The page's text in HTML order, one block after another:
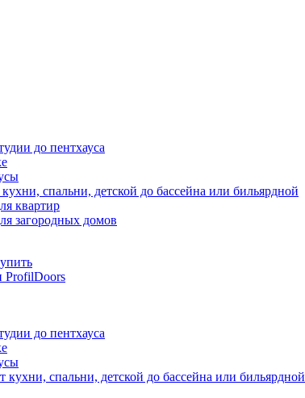
до пентхауса
спальни, детской до бассейна или бильярдной
квартир
загородных домов
ProfilDoors
до пентхауса
кухни, спальни, детской до бассейна или бильярдной